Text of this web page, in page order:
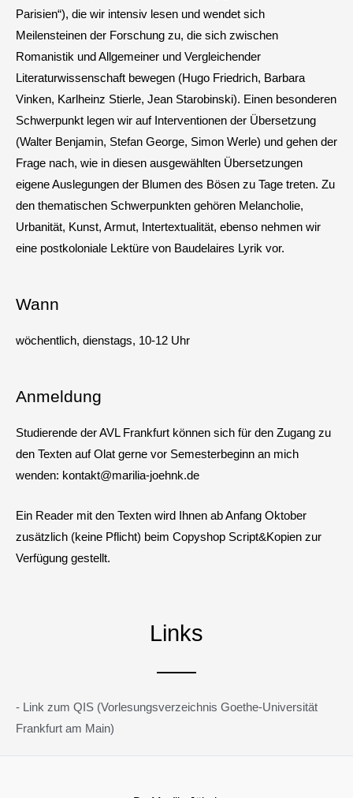
Parisien“), die wir intensiv lesen und wendet sich
Meilensteinen der Forschung zu, die sich zwischen
Romanistik und Allgemeiner und Vergleichender
Literaturwissenschaft bewegen (Hugo Friedrich, Barbara
Vinken, Karlheinz Stierle, Jean Starobinski). Einen besonderen
Schwerpunkt legen wir auf Interventionen der Übersetzung
(Walter Benjamin, Stefan George, Simon Werle) und gehen der
Frage nach, wie in diesen ausgewählten Übersetzungen
eigene Auslegungen der Blumen des Bösen zu Tage treten. Zu
den thematischen Schwerpunkten gehören Melancholie,
Urbanität, Kunst, Armut, Intertextualität, ebenso nehmen wir
eine postkoloniale Lektüre von Baudelaires Lyrik vor.
Wann
wöchentlich, dienstags, 10-12 Uhr
Anmeldung
Studierende der AVL Frankfurt können sich für den Zugang zu
den Texten auf Olat gerne vor Semesterbeginn an mich
wenden: kontakt@marilia-joehnk.de
Ein Reader mit den Texten wird Ihnen ab Anfang Oktober
zusätzlich (keine Pflicht) beim Copyshop Script&Kopien zur
Verfügung gestellt.
Links
- Link zum QIS (Vorlesungsverzeichnis Goethe-Universität
Frankfurt am Main)